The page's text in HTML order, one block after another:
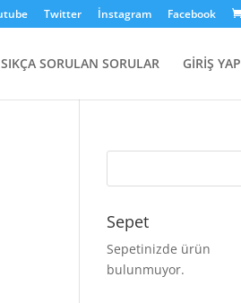
Twitter İnstagram Facebook
SIKÇA SORULAN SORULAR GİRİŞ YAP
Sepet
Sepetinizde ürün
bulunmuyor.